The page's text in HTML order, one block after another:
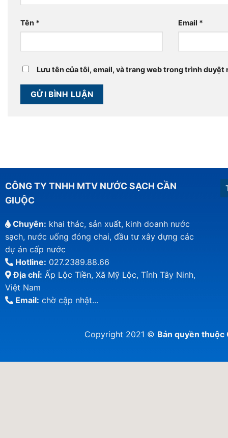
Tên * Email *
Lưu tên của tôi, email, và trang web trong trình duyệt
CÔNG TY TNHH MTV NƯỚC SẠCH CẦN
GIUỘC
Chuyên: khai thác, sản xuất, kinh doanh nước
sạch, nước uống đóng chai, đầu tư xây dựng các
dự án cấp nước
Hotline: 027.2389.88.66
Địa chỉ: Ấp Lộc Tiền, Xã Mỹ Lộc, Tỉnh Tây Ninh,
Việt Nam
Email: chờ cập nhật...
Copyright 2021 © Bản quyền thuộc